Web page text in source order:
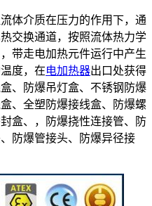
体介质在压力的作用下，通
交换通道，按照流体热力学
带走电加热元件运行中产生
度，在电加热器出口处获得
、防爆吊灯盒、不锈钢防爆
、全塑防爆接线盒、防爆螺
盒、，防爆挠性连接管、防
防爆管接头、防爆异径接